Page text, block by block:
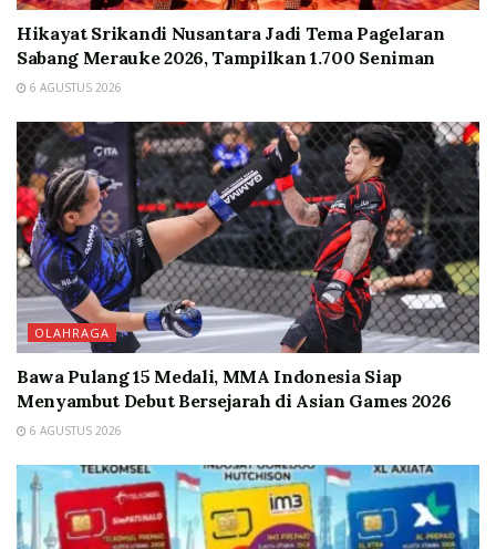
Hikayat Srikandi Nusantara Jadi Tema Pagelaran
Sabang Merauke 2026, Tampilkan 1.700 Seniman
6 AGUSTUS 2026
OLAHRAGA
Bawa Pulang 15 Medali, MMA Indonesia Siap
Menyambut Debut Bersejarah di Asian Games 2026
6 AGUSTUS 2026